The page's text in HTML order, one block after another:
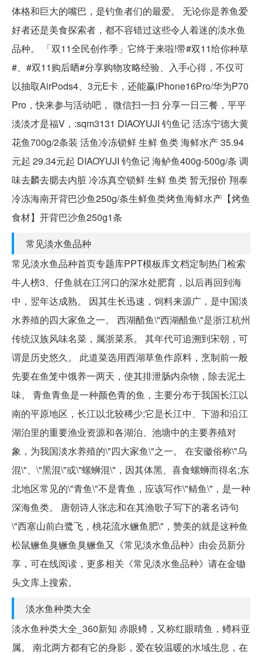
体格和巨大的嘴巴，是钓鱼者们的最爱。 无论你是养鱼爱
好者还是美食探索者，都不容错过这些令人着迷的淡水鱼
品种。 「双11全民创作季」它终于来啦!带#双11给你种草
#、#双11购后晒#分享购物攻略经验、入手心得，不仅可
以抽取AirPods4、3元E卡，还能赢iPhone16Pro/华为P70
Pro，快来参与活动吧， 微信扫一扫 分享一日三餐，平平
淡淡才是福V，:sqm3131 DIAOYUJI 钓鱼记 活冻宁德大黄
花鱼700g/2条装 活鱼冷冻锁鲜 生鲜 鱼类 海鲜水产 35.94
元起 29.34元起 DIAOYUJI 钓鱼记 海鲈鱼400g-500g/条 调
味去麟去腮去内脏 冷冻真空锁鲜 生鲜 鱼类 暂无报价 翔泰
冷冻海南开背巴沙鱼250g/条生鲜鱼类烤鱼海鲜水产【烤鱼
食材】开背巴沙鱼250g1条
常见淡水鱼品种
常见淡水鱼品种首页专题库PPT模板库文档定制热门检索
牛人榜3、仔鱼就在江河口的深水处肥育，以后再回到海
中，翌年达成熟。 因其生长迅速，饲料来源广，是中国淡
水养殖的四大家鱼之一。 西湖醋鱼\"西湖醋鱼\"是浙江杭州
传统汉族风味名菜，属浙菜系。 其年代可追溯到宋朝，可
谓是历史悠久。 此道菜选用西湖草鱼作原料，烹制前一般
先要在鱼笼中饿养一两天，使其排泄肠内杂物，除去泥土
味。 青鱼青鱼是一种颜色青的鱼，主要分布于我国长江以
南的平原地区，长江以北较稀少;它是长江中、下游和沿江
湖泊里的重要渔业资源和各湖泊、池塘中的主要养殖对
象，为我国淡水养殖的\"四大家鱼\"之一。 在安徽俗称\"乌
混\"、\"黑混\"或\"螺蛳混\"，因其体黑、喜食螺蛳而得名;东
北地区常见的\"青鱼\"不是青鱼，应该写作\"鲭鱼\"，是一种
深海鱼类。 唐朝诗人张志和在其渔歌子写下的著名诗句
\"西塞山前白鹭飞，桃花流水鳜鱼肥\"，赞美的就是这种鱼
松鼠鳜鱼臭鳜鱼臭鳜鱼又《常见淡水鱼品种》由会员新分
享，可在线阅读，更多相关《常见淡水鱼品种》请在金锄
头文库上搜索。
淡水鱼种类大全
淡水鱼种类大全_360新知 赤眼鳟，又称红眼晴鱼，鳟科亚
属。 南北两方都有它的身影，爱在较温暖的水域生息，在